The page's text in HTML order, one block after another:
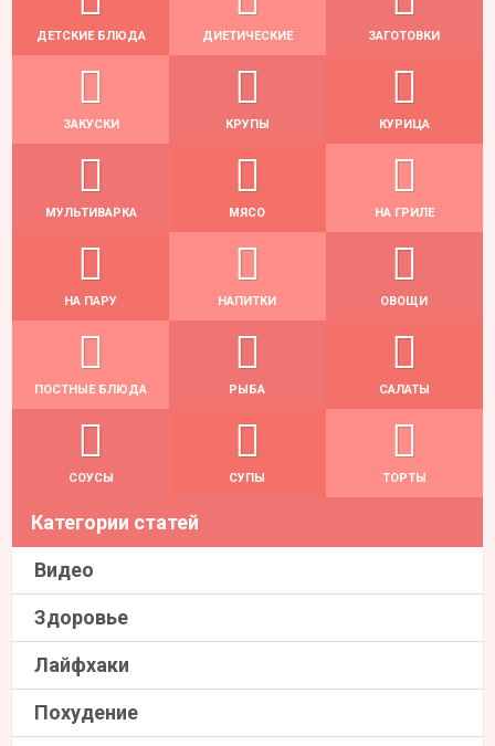
ДЕТСКИЕ БЛЮДА ДИЕТИЧЕСКИЕ ЗАГОТОВКИ
ЗАКУСКИ КРУПЫ КУРИЦА
МУЛЬТИВАРКА МЯСО НА ГРИЛЕ
НА ПАРУ НАПИТКИ ОВОЩИ
ПОСТНЫЕ БЛЮДА РЫБА САЛАТЫ
СОУСЫ СУПЫ ТОРТЫ
Категории статей
Видео
Здоровье
Лайфхаки
Похудение